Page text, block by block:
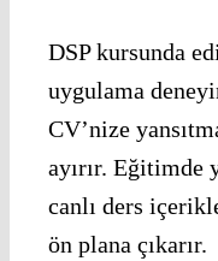
DSP kursunda
uygulama
CV’nize
ayırır. Eğitimde
canlı ders
ön plana çıkarır.